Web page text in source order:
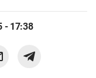
- 17:38